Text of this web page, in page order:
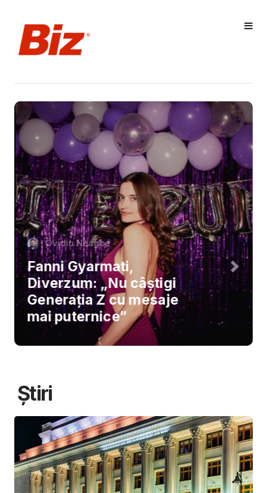
Ovidiu Neagoe
Fanni Gyarmati,
Diverzum: „Nu câștigi
Generația Z cu mesaje
mai puternice”
Știri